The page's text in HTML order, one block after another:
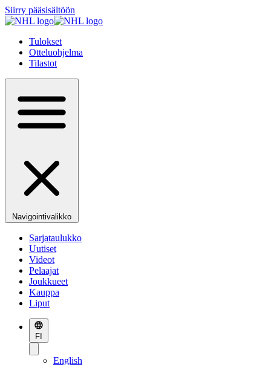
Siirry pääsisältöön
Tulokset
Otteluohjelma
Tilastot
Navigointivalikko
Sarjataulukko
Uutiset
Videot
Pelaajat
Joukkueet
Kauppa
Liput
FI
English